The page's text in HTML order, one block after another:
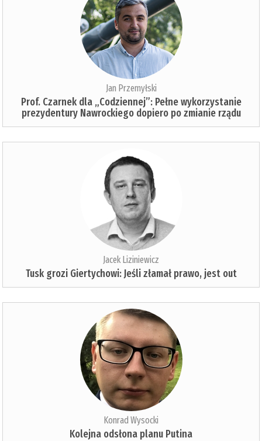
Jan Przemyłski
Prof. Czarnek dla „Codziennej”: Pełne wykorzystanie
prezydentury Nawrockiego dopiero po zmianie rządu
Jacek Liziniewicz
Tusk grozi Giertychowi: Jeśli złamał prawo, jest out
Konrad Wysocki
Kolejna odsłona planu Putina